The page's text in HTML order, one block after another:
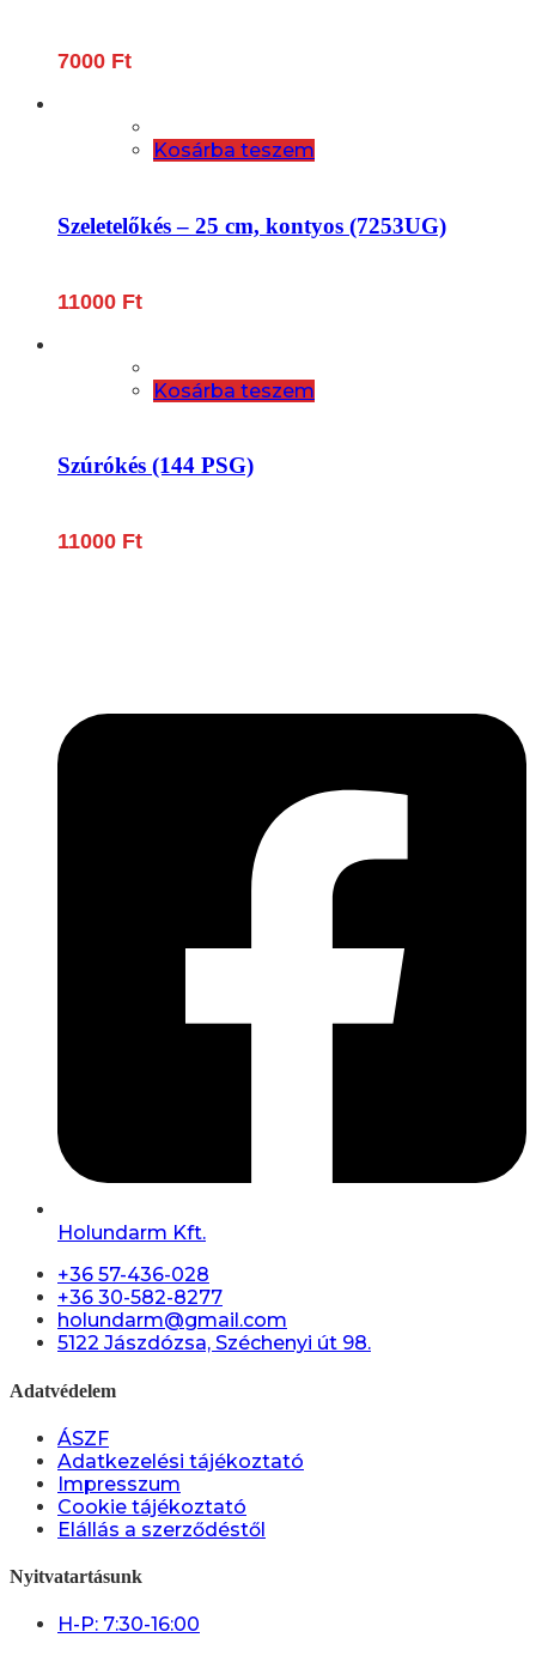
7000 Ft
Kosárba teszem
Szeletelőkés – 25 cm, kontyos (7253UG)
11000 Ft
Kosárba teszem
Szúrókés (144 PSG)
11000 Ft
Holundarm Kft.
+36 57-436-028
+36 30-582-8277
holundarm@gmail.com
5122 Jászdózsa, Széchenyi út 98.
Adatvédelem
ÁSZF
Adatkezelési tájékoztató
Impresszum
Cookie tájékoztató
Elállás a szerződéstől
Nyitvatartásunk
H-P: 7:30-16:00